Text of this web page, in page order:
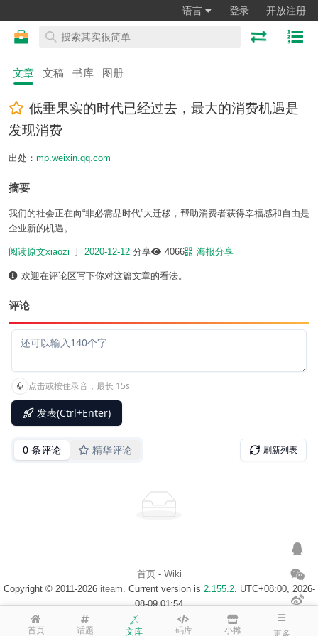
语言 登录 开放注册
首页 话题 文库 码库 小摊 更多
文章 文稿 书库 图册
低垂果实的时代已经过去，最大的消费机遇是
发现消费
出处： mp.weixin.qq.com
摘要
我们的社会正在向“非必需品时代”大迁移，帮助消费者获得幸福感和自由是
企业新的机遇。
阅读原文xiaozi 于 2020-12-12 分享 4066 海报分享
欢迎在评论区写下你对这篇文章的看法。
评论
首页- Wiki
Copyright © 2011-2026 iteam. Current version is 2.155.2. UTC+08:00, 2026-
08-09 01:54
浙ICP备14020137号-1 $访客地图$